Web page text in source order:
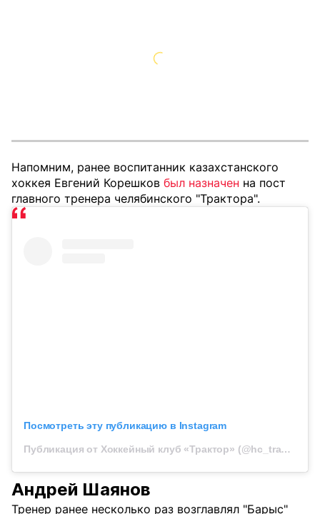
Напомним, ранее воспитанник казахстанского
хоккея Евгений Корешков был назначен на пост
главного тренера челябинского "Трактора".
Посмотреть эту публикацию в Instagram
Публикация от Хоккейный клуб «Трактор» (@hc_traktor)
Андрей Шаянов
Тренер ранее несколько раз возглавлял "Барыс"